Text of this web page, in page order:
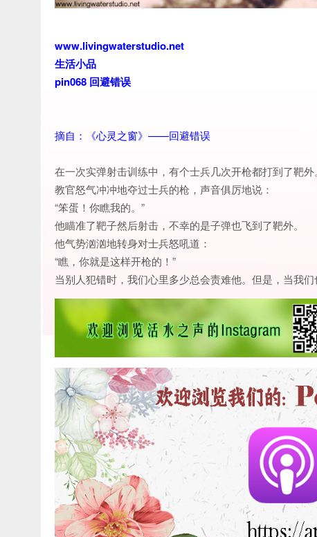
www.livingwaterstudio.net
生活小品
pin068 回避错误
摘自：《心灵之窗》——回避错误
在一次实弹射击训练中，有个士兵几次开枪都打到了靶外。
教官怒气冲冲地夺过士兵的枪，声音俱厉地说：
“笨蛋！你瞧我的。”
他瞄准了靶子然后射击，不幸的是子弹也飞到了靶外。
他气势汹汹地转身对士兵怒吼道：
“瞧，你就是这样开枪的！”
当别人犯错时，我们心里多少总会责难他。但是，当我